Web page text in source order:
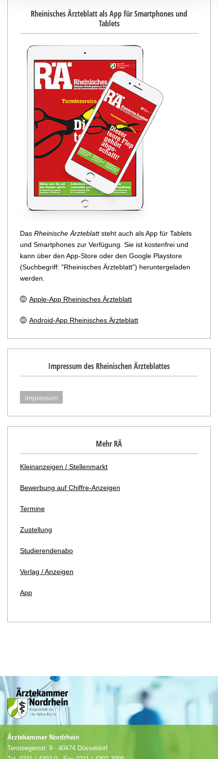
Rheinisches Ärzteblatt als App für Smartphones und
Tablets
Das Rheinische Ärzteblattsteht auch als App für Tablets
und Smartphones zur Verfügung. Sie ist kostenfrei und
kann über den App-Store oder den Google Playstore
(Suchbegriff: "Rheinisches Ärzteblatt") heruntergeladen
werden.
Apple-App Rheinisches Ärzteblatt
Android-App Rheinisches Ärzteblatt
Impressum des Rheinischen Ärzteblattes
Impressum
Mehr RÄ
Kleinanzeigen / Stellenmarkt
Bewerbung auf Chiffre-Anzeigen
Termine
Zustellung
Studierendenabo
Verlag / Anzeigen
App
Ärztekammer Nordrhein
Tersteegenstr. 9 · 40474 Düsseldorf